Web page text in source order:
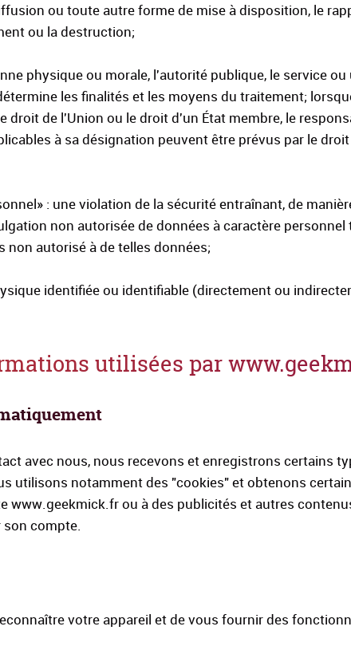
ou toute autre forme de mise à disposition, le
ou la destruction;
physique ou morale, l'autorité publique, le service
les finalités et les moyens du traitement;
droit de l'Union ou le droit d'un État membre, le
à sa désignation peuvent être prévus par le
: une violation de la sécurité entraînant, de
non autorisée de données à caractère
non autorisé à de telles données;
identifiée ou identifiable (directement ou
utilisées par
avec nous, nous recevons et enregistrons certains
utilisons notamment des "cookies" et obtenons
www.geekmick.fr ou à des publicités et autres
compte.
votre appareil et de vous fournir des